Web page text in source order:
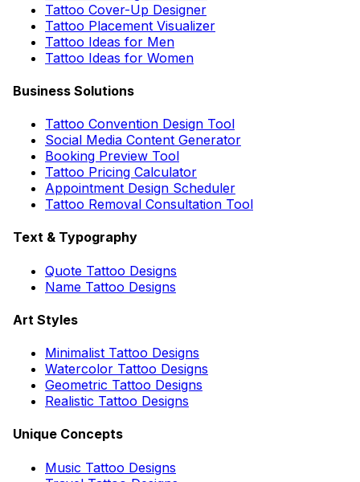
Tattoo Cover-Up Designer
Tattoo Placement Visualizer
Tattoo Ideas for Men
Tattoo Ideas for Women
Business Solutions
Tattoo Convention Design Tool
Social Media Content Generator
Booking Preview Tool
Tattoo Pricing Calculator
Appointment Design Scheduler
Tattoo Removal Consultation Tool
Text & Typography
Quote Tattoo Designs
Name Tattoo Designs
Art Styles
Minimalist Tattoo Designs
Watercolor Tattoo Designs
Geometric Tattoo Designs
Realistic Tattoo Designs
Unique Concepts
Music Tattoo Designs